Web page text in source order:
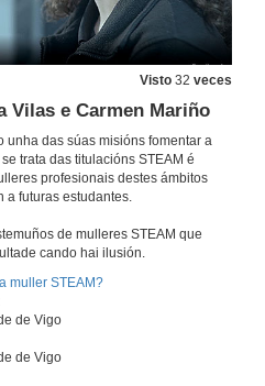
Visto 32 veces
Vilas e Carmen Mariño
unha das súas misións fomentar a
trata das titulacións STEAM é
profesionais destes ámbitos
a futuras estudantes.
de mulleres STEAM que
cando hai ilusión.
muller STEAM?
de Vigo
de Vigo
xan. de 2023
Periscal
xan. de 2023
Periscal (English subtitles)
xan. de 2023